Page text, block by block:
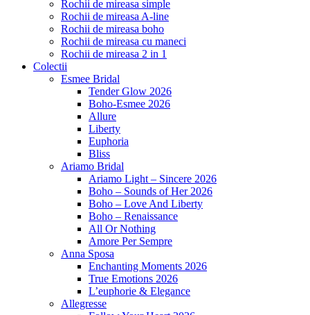
Rochii de mireasa simple
Rochii de mireasa A-line
Rochii de mireasa boho
Rochii de mireasa cu maneci
Rochii de mireasa 2 in 1
Colectii
Esmee Bridal
Tender Glow 2026
Boho-Esmee 2026
Allure
Liberty
Euphoria
Bliss
Ariamo Bridal
Ariamo Light – Sincere 2026
Boho – Sounds of Her 2026
Boho – Love And Liberty
Boho – Renaissance
All Or Nothing
Amore Per Sempre
Anna Sposa
Enchanting Moments 2026
True Emotions 2026
L’euphorie & Elegance
Allegresse